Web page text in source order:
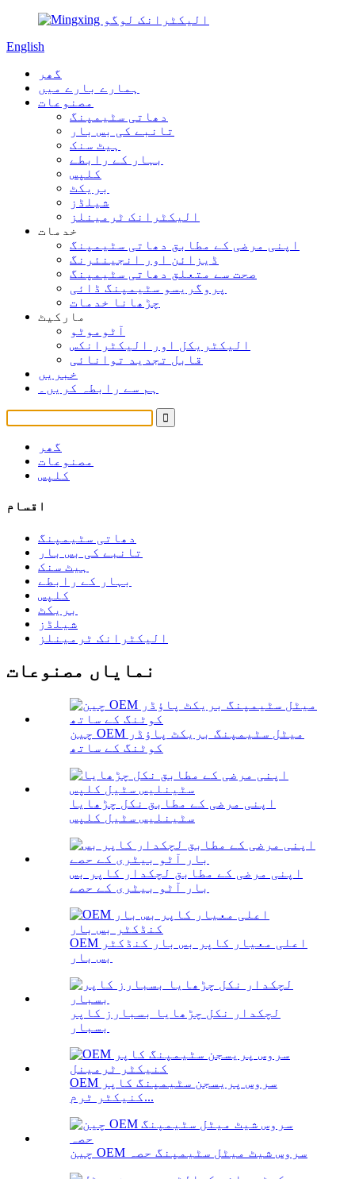
English
گھر
ہمارے بارے میں
مصنوعات
دھاتی سٹیمپنگ
تانبے کی بس بار
ہیٹ سنک
بہار کے رابطے
کلپس
بریکٹ
شیلڈز
الیکٹرانک ٹرمینلز
خدمات
اپنی مرضی کے مطابق دھاتی سٹیمپنگ
ڈیزائن اور انجینئرنگ
صحت سے متعلق دھاتی سٹیمپنگ
پروگریسو سٹیمپنگ ڈائی
چڑھانا خدمات
مارکیٹ
آٹوموٹو
الیکٹریکل اور الیکٹرانکس
قابل تجدید توانائی
خبریں
ہم سے رابطہ کریں۔
گھر
مصنوعات
کلپس
اقسام
دھاتی سٹیمپنگ
تانبے کی بس بار
ہیٹ سنک
بہار کے رابطے
کلپس
بریکٹ
شیلڈز
الیکٹرانک ٹرمینلز
نمایاں مصنوعات
چین OEM میٹل سٹیمپنگ بریکٹ پاؤڈر
کوٹنگ کے ساتھ
اپنی مرضی کے مطابق نکل چڑھایا
سٹینلیس سٹیل کلپس
اپنی مرضی کے مطابق لچکدار کاپر بس
بار آٹو بیٹری کے حصے
OEM اعلی معیار کاپر بس بار کنڈکٹر
بس بار
لچکدار نکل چڑھایا بسبارز کاپر
بسبار
OEM سروس پریسجن سٹیمپنگ کاپر
کنیکٹر ٹرم...
چین OEM سروس شیٹ میٹل سٹیمپنگ حصہ